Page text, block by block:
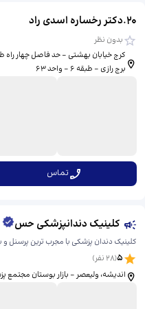
20
.دکتر رخساره اسدی راد
بدون نظر
کرج خیابان بهشتی - حد فاصل چهار راه
برج رازی - طبقه 6 - واحد 63
تماس
کلینیک دندانپزشکی حس
کلینیک دندان پزشکی با مجرب ترين پرسنل و
5
(
28نفر)
اندیشه، ولیعصر - بازار بوستان